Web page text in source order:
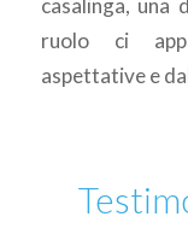
casalinga, una
ruolo ci
aspettative e